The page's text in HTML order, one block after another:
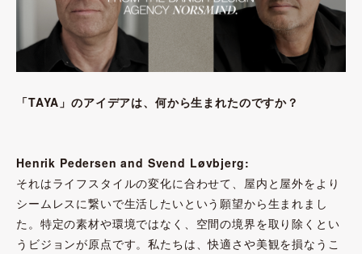
「TAYA」のアイデアは、何から生まれたのですか？
Henrik Pedersen and Svend Løvbjerg:
それはライフスタイルの変化に合わせて、屋内と屋外をより
シームレスに繋いで生活したいという願望から生まれまし
た。特定の素材や環境ではなく、空間の境界を取り除くとい
うビジョンが原点です。私たちは、快適さや美観を損なうこ